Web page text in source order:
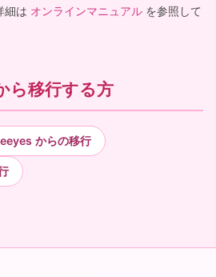
細は オンラインマニュアル を参照して
ら移行する方
からの移行